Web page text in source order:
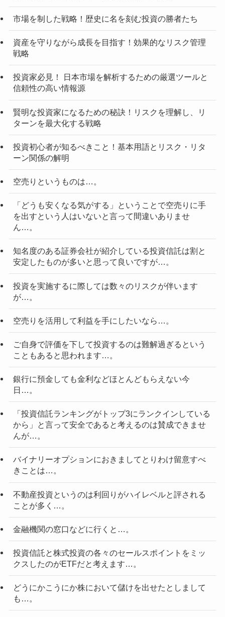
市場を制した戦略！歴史に名を刻む投資の勝者たち
資産を守りながら成長を目指す！効果的なリスク管理
戦略
投資家必見！ 日本市場を解析するための厳選ツールと
信頼性の高い情報源
賢明な投資家になるための秘訣！リスクを理解し、リ
ターンを最大化する戦略
投資初心者が知るべきこと！基本用語とリスク・リタ
ーン関係の解明
空売りというものは…。
「どうも安くなる気がする」ということで空売りに手
を出すという人はいないと言って間違いありませ
ん…。
知名度のある証券会社が紹介している投資信託は割と
安定したものが多いと思って良いですが…。
投資を実施するに際しては数々のリスクが伴います
が…。
空売りを活用して利益を手にしたいなら…。
ご自身で評価を下して投資するのは難解過ぎるという
こともあると思われます…。
銀行に預金しても金利などほとんどもらえない今
日…。
「投資信託ランキングがトップ3にランクインしている
から」と言って安全であると考えるのは賛成できませ
んが…。
バイナリーオプションにおきましてとりわけ留意すべ
きことは…。
不動産投資というのは利回りがハイレベルと評される
ことが多く…。
金融機関の窓口などに行くと…。
投資信託と株式投資の各々のセールスポイントをミッ
クスしたのがETFだと考えます…。
どうにかこうにか株において儲けを出せたとしまして
も…。